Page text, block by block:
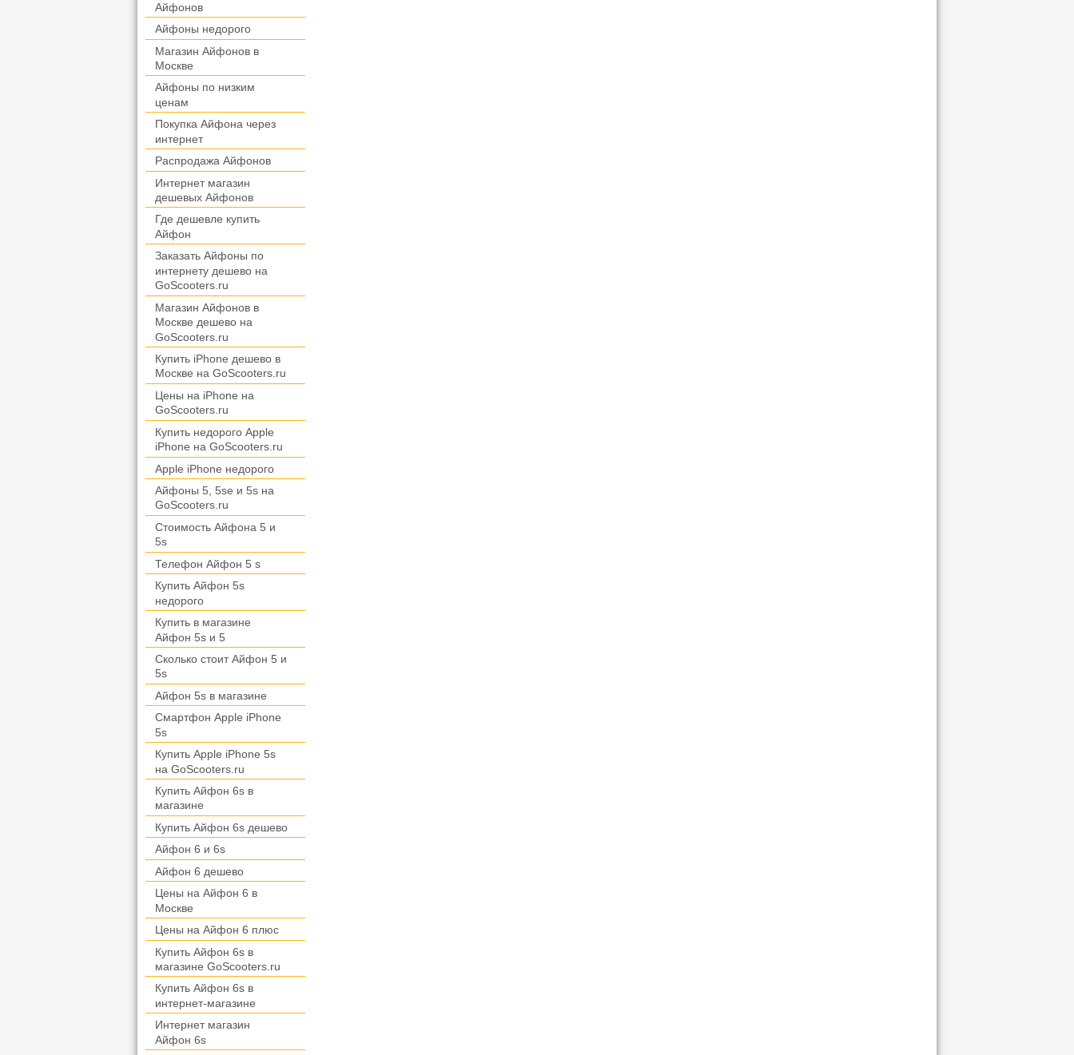
Айфонов
Айфоны недорого
Магазин Айфонов в
Москве
Айфоны по низким
ценам
Покупка Айфона через
интернет
Распродажа Айфонов
Интернет магазин
дешевых Айфонов
Где дешевле купить
Айфон
Заказать Айфоны по
интернету дешево на
GoScooters.ru
Магазин Айфонов в
Москве дешево на
GoScooters.ru
Купить iPhone дешево в
Москвe на GoScooters.ru
Цены на iPhone на
GoScooters.ru
Купить недорого Apple
iPhone на GoScooters.ru
Apple iPhone недорого
Айфоны 5, 5se и 5s на
GoScooters.ru
Стоимость Айфона 5 и
5s
Телефон Айфон 5 s
Купить Айфон 5s
недорого
Купить в магазине
Айфон 5s и 5
Сколько стоит Айфон 5 и
5s
Айфон 5s в магазине
Смартфон Apple iPhone
5s
Купить Apple iPhone 5s
на GoScooters.ru
Купить Айфон 6s в
магазине
Купить Айфон 6s дешево
Айфон 6 и 6s
Айфон 6 дешево
Цены на Айфон 6 в
Москве
Цены на Айфон 6 плюс
Купить Айфон 6s в
магазине GoScooters.ru
Купить Айфон 6s в
интернет-магазине
Интернет магазин
Айфон 6s